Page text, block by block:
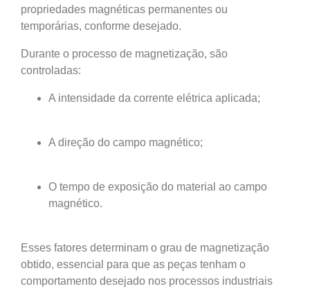
propriedades magnéticas permanentes ou
temporárias, conforme desejado.
Durante o processo de magnetização, são
controladas:
A intensidade da corrente elétrica aplicada;
A direção do campo magnético;
O tempo de exposição do material ao campo
magnético.
Esses fatores determinam o grau de magnetização
obtido, essencial para que as peças tenham o
comportamento desejado nos processos industriais